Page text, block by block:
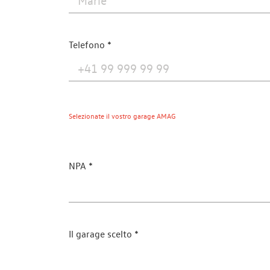
Telefono
Selezionate il vostro garage AMAG
NPA
Il garage scelto